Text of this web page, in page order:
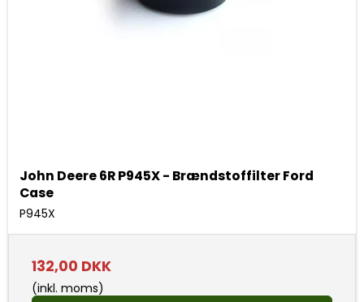
John Deere 6R P945X - Brændstoffilter Ford
Case
P945X
132,00 DKK
(inkl. moms)